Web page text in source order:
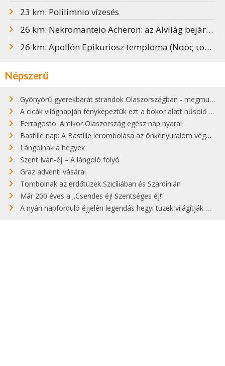
23 km: Polilimnio vízesés
26 km: Nekromanteio Acheron: az Alvilág bejárata
26 km: Apollón Epikuriosz temploma (Ναός του Επικουρίου Απόλλωνα)
Népszerű
Gyönyörű gyerekbarát strandok Olaszországban - megmutatjuk a 15 legjobbat
A cicák világnapján fényképeztük ezt a bokor alatt hűsölő cicát Kisorosziban
Ferragosto: Amikor Olaszország egész nap nyaral
Bastille nap: A Bastille lerombolása az önkényuralom végét jelentette
Lángolnak a hegyek
Szent Iván-éj – A lángoló folyó
Graz adventi vásárai
Tombolnak az erdőtüzek Szicíliában és Szardínián
Már 200 éves a „Csendes éj! Szentséges éj!”
A nyári napforduló éjjelén legendás hegyi tüzek világítják meg Zugspitzét